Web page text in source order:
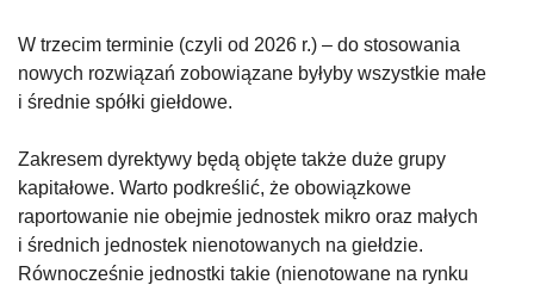
W trzecim terminie (czyli od 2026 r.) – do stosowania
nowych rozwiązań zobowiązane byłyby wszystkie małe
i średnie spółki giełdowe.
Zakresem dyrektywy będą objęte także duże grupy
kapitałowe. Warto podkreślić, że obowiązkowe
raportowanie nie obejmie jednostek mikro oraz małych
i średnich jednostek nienotowanych na giełdzie.
Równocześnie jednostki takie (nienotowane na rynku